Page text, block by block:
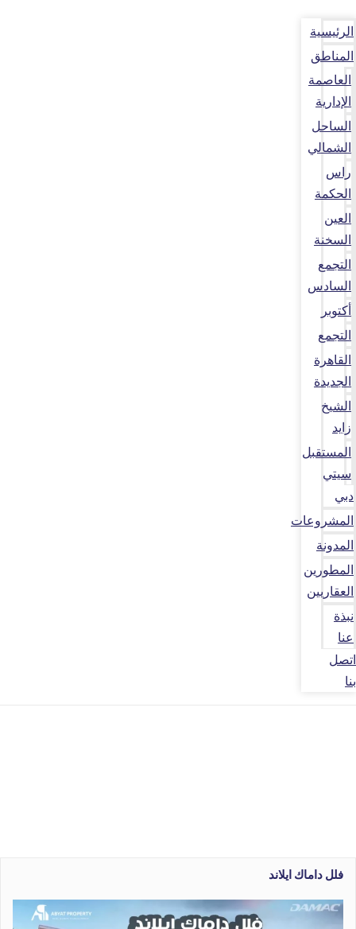
الرئيسية
المناطق
العاصمة
الإدارية
الساحل
الشمالي
راس
الحكمة
العين
السخنة
التجمع
السادس
أكتوبر
التجمع
القاهرة
الجديدة
الشيخ
زايد
المستقبل
سيتي
دبي
المشروعات
المدونة
المطورين
العقاريين
نبذة
عنا
اتصل
بنا
فلل داماك ايلاند